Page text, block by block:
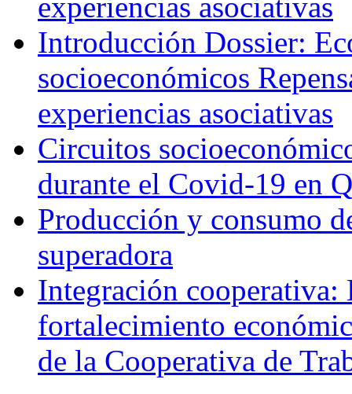
experiencias asociativas
Introducción Dossier:
socioeconómicos
experiencias asociativas
Circuitos
durante el Covid-19 en
Producción y consumo
superadora
Integración cooperativa:
fortalecimiento
de la Cooperativa de